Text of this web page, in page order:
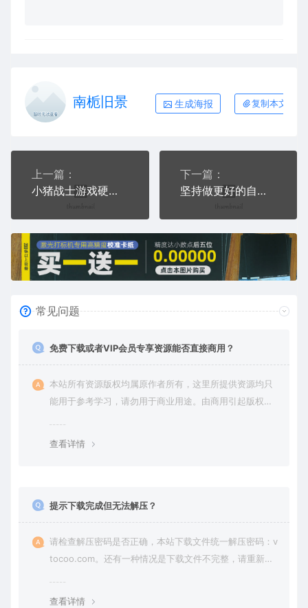
南栀旧景 生成海报 复制本文链接
上一篇：
小猪战士游戏硬币AI8.0格式激光打标文件通用矢量图
下一篇：
坚持做更好的自己游戏硬币AI8.0格式激光打标文件通用矢量图
常见问题
免费下载或者VIP会员专享资源能否直接商用？
本站所有资源版权均属原作者所有，这里所提供资源均只
能用于参考学习，请勿用于商业用途。由商用引起版权纠
查看详情
提示下载完成但无法解压？
请检查解压密码是否正确，本站下载文件统一解压密码：v
tocoo.com。还有一种情况是下载文件不完整，请重新下
查看详情